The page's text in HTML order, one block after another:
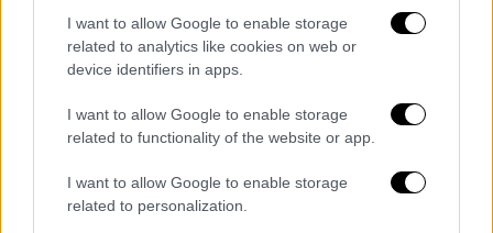
I want to allow Google to enable storage
related to analytics like cookies on web or
device identifiers in apps.
I want to allow Google to enable storage
related to functionality of the website or app.
I want to allow Google to enable storage
related to personalization.
Στον τέταρτο όροφο, η έκθεση « Η αναζήτηση
της ευτυχίας για όσους περισσότερους
γίνεται», σε επιμέλεια Ελένης Κούκου και
Δημήτρη Τσουμπλέκα, ανοίγει τις πόρτες
της, αναδεικνύοντας ένα σύντομο, αλλά
Ρωμανού(1931-2006). Το έργο της
χαρακτηρίζεται από τις ανοιχτές